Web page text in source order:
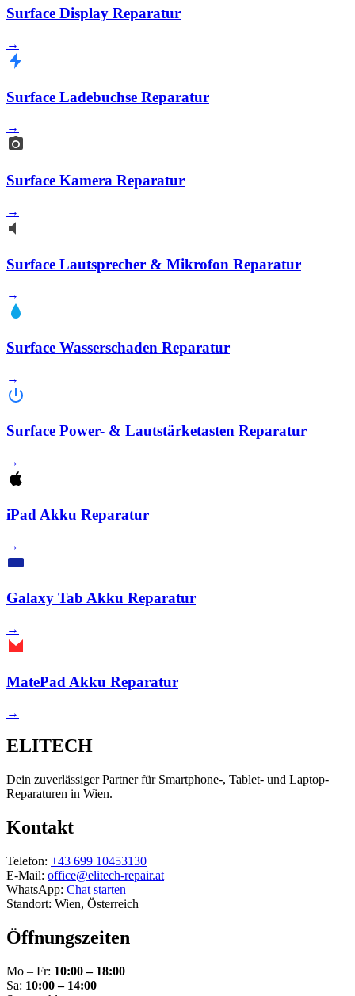
Surface Display Reparatur
→
Surface Ladebuchse Reparatur
→
Surface Kamera Reparatur
→
Surface Lautsprecher & Mikrofon Reparatur
→
Surface Wasserschaden Reparatur
→
Surface Power- & Lautstärketasten Reparatur
→
iPad Akku Reparatur
→
Galaxy Tab Akku Reparatur
→
MatePad Akku Reparatur
→
ELITECH
Dein zuverlässiger Partner für Smartphone-, Tablet- und Laptop-
Reparaturen in Wien.
Kontakt
Telefon: +43 699 10453130
E-Mail: office@elitech-repair.at
WhatsApp: Chat starten
Standort: Wien, Österreich
Öffnungszeiten
Mo – Fr: 10:00 – 18:00
Sa: 10:00 – 14:00